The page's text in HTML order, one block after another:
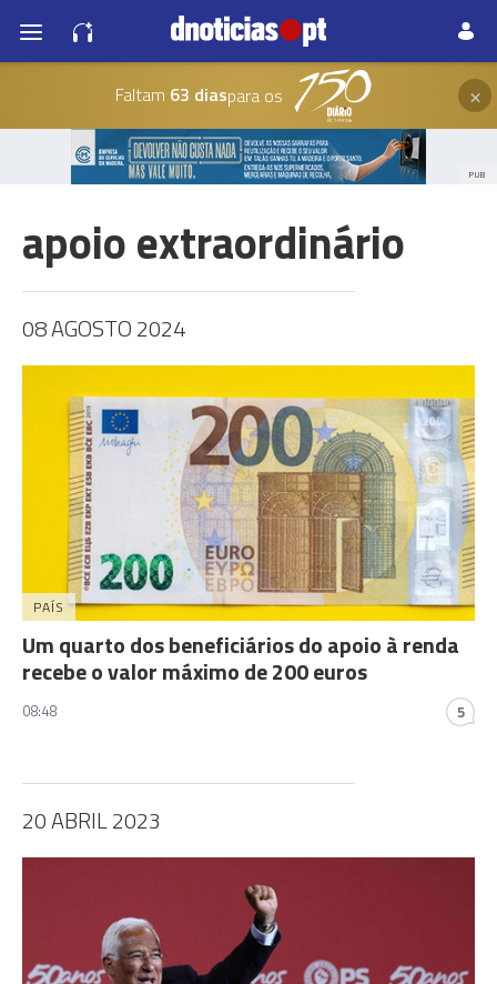
Faltam 63 diaspara os ×
PUB
apoio extraordinário
08 AGOSTO 2024
PAÍS
Um quarto dos beneficiários do apoio à renda
recebe o valor máximo de 200 euros
08:48 5
20 ABRIL 2023